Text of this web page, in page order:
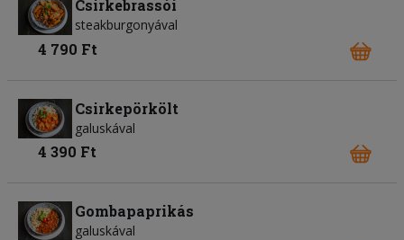
Csirkebrassói
steakburgonyával
4 790 Ft
Csirkepörkölt
galuskával
4 390 Ft
Gombapaprikás
galuskával